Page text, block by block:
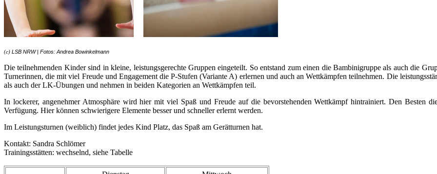
(c) LSB NRW | Fotos: Andrea Bowinkelmann
Die teilnehmenden Kinder sind in kleine, leistungsgerechte Gruppen eingeteilt. So entstand zum einen die Bambinigruppe als auch die
Turnerinnen, die mit viel Freude und Engagement die P-Stufen (Variante A) erlernen und auch an Wettkämpfen teilnehmen. Die
als auch der LK-Übungen und nehmen in beiden Kategorien an Wettkämpfen teil.
In lockerer, angenehmer Atmosphäre wird hier mit viel Spaß und Freude auf die bevorstehenden Wettkämpf hintrainiert. Den Besten
Verfügung. Hier können schwierigere Elemente besser und schneller erlernt werden.
Im Leistungsturnen (weiblich) findet jedes Kind Platz, das Spaß am Gerätturnen hat.
Kontakt: Sandra Schlömer
Trainingsstätten: wechselnd, siehe Tabelle